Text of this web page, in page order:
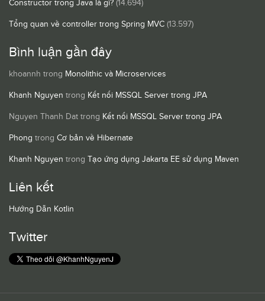
Constructor trong Java là gì? (14.694)
Tổng quan về controller trong Spring MVC (13.597)
Bình luận gần đây
khoannh trong Monolithic và Microservices
Khanh Nguyen trong Kết nối MSSQL Server trong JPA
Nguyen Thanh Dat trong Kết nối MSSQL Server trong JPA
Phong trong Cơ bản về Hibernate
Khanh Nguyen trong Tạo ứng dụng Jakarta EE sử dụng Maven
Liên kết
Hướng Dẫn Kotlin
Twitter